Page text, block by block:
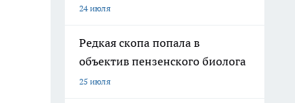
24 июля
Редкая скопа попала в
объектив пензенского биолога
25 июля